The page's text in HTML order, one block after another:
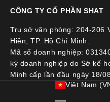
CÔNG TY CỔ PHẦN SHAT
Trụ sở văn phòng: 204-206
Hiền, TP. Hồ Chí Minh.
Mã số doanh nghiệp:
ký doanh nghiệp do Sở kế
Minh cấp lần đầu ngày 18/
Việt Nam